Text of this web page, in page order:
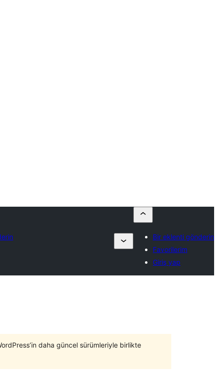
Bir eklenti gönderin
Favorilerim
Giriş yap
daha güncel sürümleriyle birlikte